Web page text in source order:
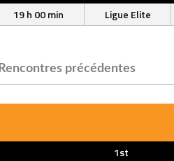
19 h 00 min Ligue Elite
Rencontres précédentes
1st